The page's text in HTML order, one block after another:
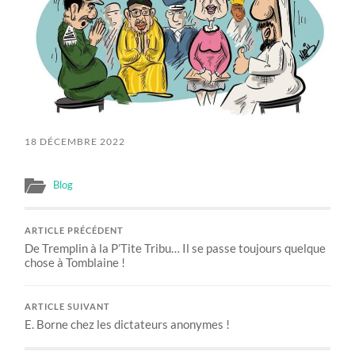
18 DÉCEMBRE 2022
Blog
ARTICLE PRÉCÉDENT
De Tremplin à la P’Tite Tribu… Il se passe toujours quelque
chose à Tomblaine !
ARTICLE SUIVANT
E. Borne chez les dictateurs anonymes !